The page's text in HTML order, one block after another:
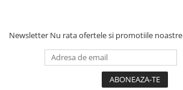
Newsletter Nu rata ofertele si promotiile noastre